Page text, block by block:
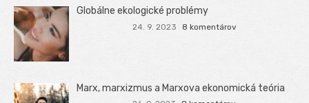
Globálne ekologické problémy
24. 9. 2023 8 komentárov
Marx, marxizmus a Marxova ekonomická teória